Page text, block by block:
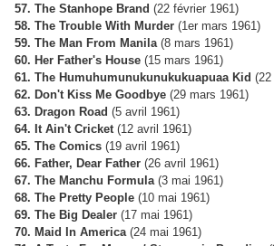
57. The Stanhope Brand (22 février 1961)
58. The Trouble With Murder (1er mars 1961)
59. The Man From Manila (8 mars 1961)
60. Her Father's House (15 mars 1961)
61. The Humuhumunukunukukuapuaa Kid
62. Don't Kiss Me Goodbye (29 mars 1961)
63. Dragon Road (5 avril 1961)
64. It Ain't Cricket (12 avril 1961)
65. The Comics (19 avril 1961)
66. Father, Dear Father (26 avril 1961)
67. The Manchu Formula (3 mai 1961)
68. The Pretty People (10 mai 1961)
69. The Big Dealer (17 mai 1961)
70. Maid In America (24 mai 1961)